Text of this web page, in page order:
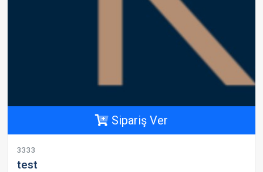
Sipariş Ver
3333
test